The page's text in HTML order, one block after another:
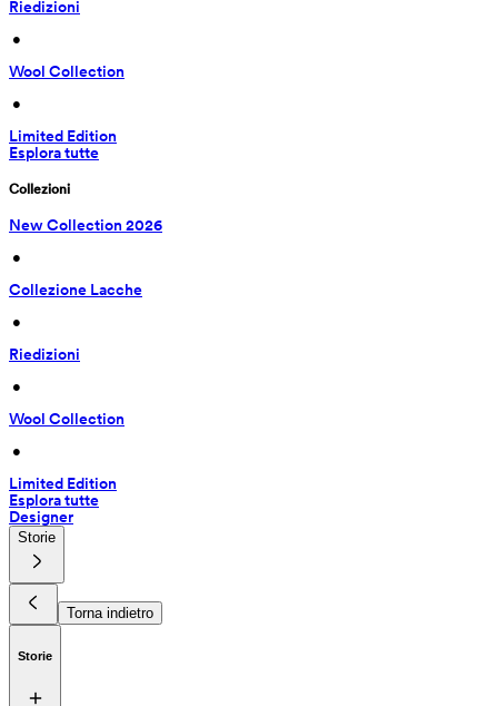
Riedizioni
•
Wool Collection
•
Limited Edition
Esplora tutte
Collezioni
New Collection 2026
•
Collezione Lacche
•
Riedizioni
•
Wool Collection
•
Limited Edition
Esplora tutte
Designer
Storie
Torna indietro
Storie